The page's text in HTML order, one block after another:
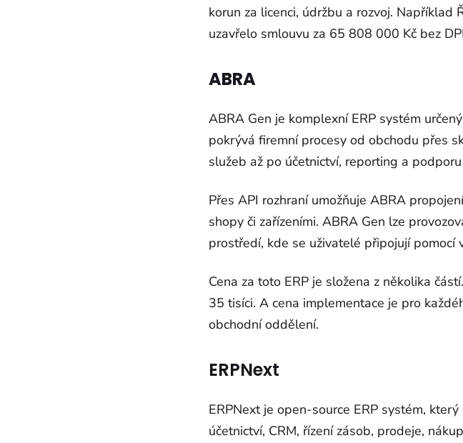
korun za licenci, údržbu a rozvoj.
uzavřelo smlouvu za 65 808 000 Kč bez
ABRA
ABRA Gen je komplexní ERP systém
pokrývá firemní procesy od obchodu přes
služeb až po účetnictví, reporting a
Přes API rozhraní umožňuje ABRA
shopy či zařízeními. ABRA Gen lze
prostředí, kde se uživatelé připojují pomocí
Cena za toto ERP je složena z několika
35 tisíci. A cena implementace je pro
obchodní oddělení.
ERPNext
ERPNext je open-source ERP systém,
účetnictví, CRM, řízení zásob, prodeje,